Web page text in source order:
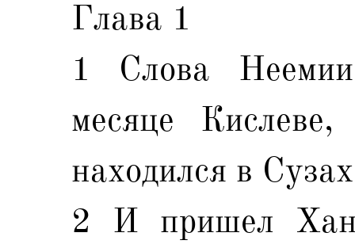
Глава 1
1 Слова
месяце
находился в
2 И пришел